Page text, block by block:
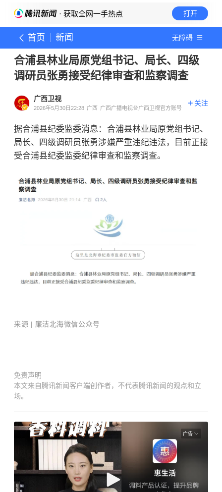
· 获取全网一手热点 打开
首页 新闻 无障碍
合浦县林业局原党组书记、局长、四级
调研员张勇接受纪律审查和监察调查
广西卫视
2026年5月30日22:28 广西 广西广播电视台广西卫视官方账号
关注
据合浦县纪委监委消息：合浦县林业局原党组书记、
局长、四级调研员张勇涉嫌严重违纪违法，目前正接
受合浦县纪委监委纪律审查和监察调查。
来源 | 廉洁北海微信公众号
免责声明
本文来自腾讯新闻客户端创作者，不代表腾讯新闻的观点和立
场。
广告